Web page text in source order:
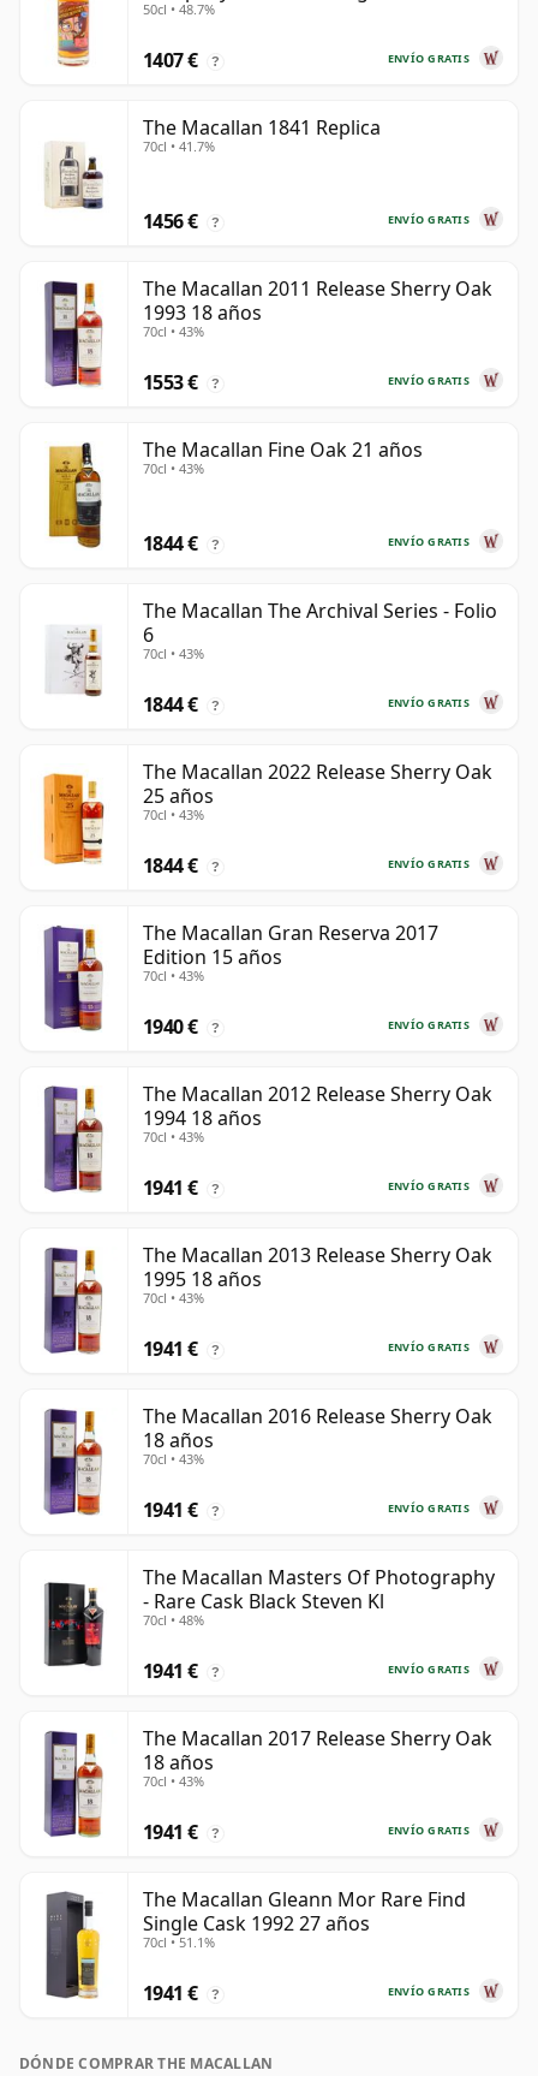
años
50cl • 48.7%
ENVÍO GRATIS
1407 € ?
The Macallan 1841 Replica
70cl • 41.7%
ENVÍO GRATIS
1456 € ?
The Macallan 2011 Release Sherry Oak
1993 18 años
70cl • 43%
ENVÍO GRATIS
1553 € ?
The Macallan Fine Oak 21 años
70cl • 43%
ENVÍO GRATIS
1844 € ?
The Macallan The Archival Series - Folio
6
70cl • 43%
ENVÍO GRATIS
1844 € ?
The Macallan 2022 Release Sherry Oak
25 años
70cl • 43%
ENVÍO GRATIS
1844 € ?
The Macallan Gran Reserva 2017
Edition 15 años
70cl • 43%
ENVÍO GRATIS
1940 € ?
The Macallan 2012 Release Sherry Oak
1994 18 años
70cl • 43%
ENVÍO GRATIS
1941 € ?
The Macallan 2013 Release Sherry Oak
1995 18 años
70cl • 43%
ENVÍO GRATIS
1941 € ?
The Macallan 2016 Release Sherry Oak
18 años
70cl • 43%
ENVÍO GRATIS
1941 € ?
The Macallan Masters Of Photography
- Rare Cask Black Steven Kl
70cl • 48%
ENVÍO GRATIS
1941 € ?
The Macallan 2017 Release Sherry Oak
18 años
70cl • 43%
ENVÍO GRATIS
1941 € ?
The Macallan Gleann Mor Rare Find
Single Cask 1992 27 años
70cl • 51.1%
ENVÍO GRATIS
1941 € ?
DÓNDE COMPRAR THE MACALLAN